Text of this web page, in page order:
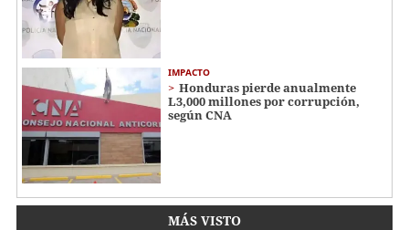
IMPACTO
Honduras pierde anualmente
L3,000 millones por corrupción,
según CNA
MÁS VISTO